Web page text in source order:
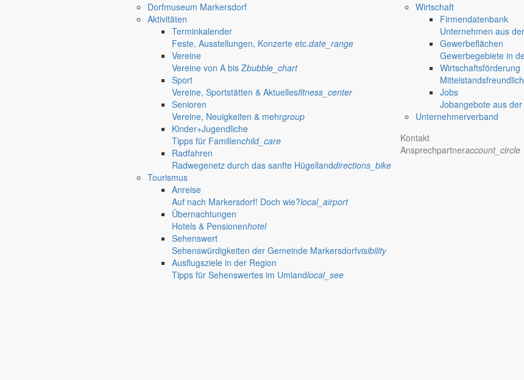
Dorfmuseum Markersdorf
Aktivitäten
Terminkalender
Feste, Ausstellungen, Konzerte etc.date_range
Vereine
Vereine von A bis Zbubble_chart
Sport
Vereine, Sportstätten & Aktuellesfitness_center
Senioren
Vereine, Neuigkeiten & mehrgroup
Kinder+Jugendliche
Tipps für Familienchild_care
Radfahren
Radwegenetz durch das sanfte Hügellanddirections_bike
Tourismus
Anreise
Auf nach Markersdorf! Doch wie?local_airport
Übernachtungen
Hotels & Pensionenhotel
Sehenswert
Sehenswürdigkeiten der Gemeinde Markersdorfvisibility
Ausflugsziele in der Region
Tipps für Sehenswertes im Umlandlocal_see
Wirtschaft
Firmendatenbank
Unternehmen aus
Gewerbeflächen
Gewerbegebiete in
Wirtschaftsförderung
Jobs
Jobangebote aus
Unternehmerverband
Kontakt
Ansprechpartneraccount_circle
Jauernick-Buschbach
Früher musste man wegen jeder Angelegenheit “uff de Gemeende”, heute stellt das Rathaus Markersdorf viele Informationen online